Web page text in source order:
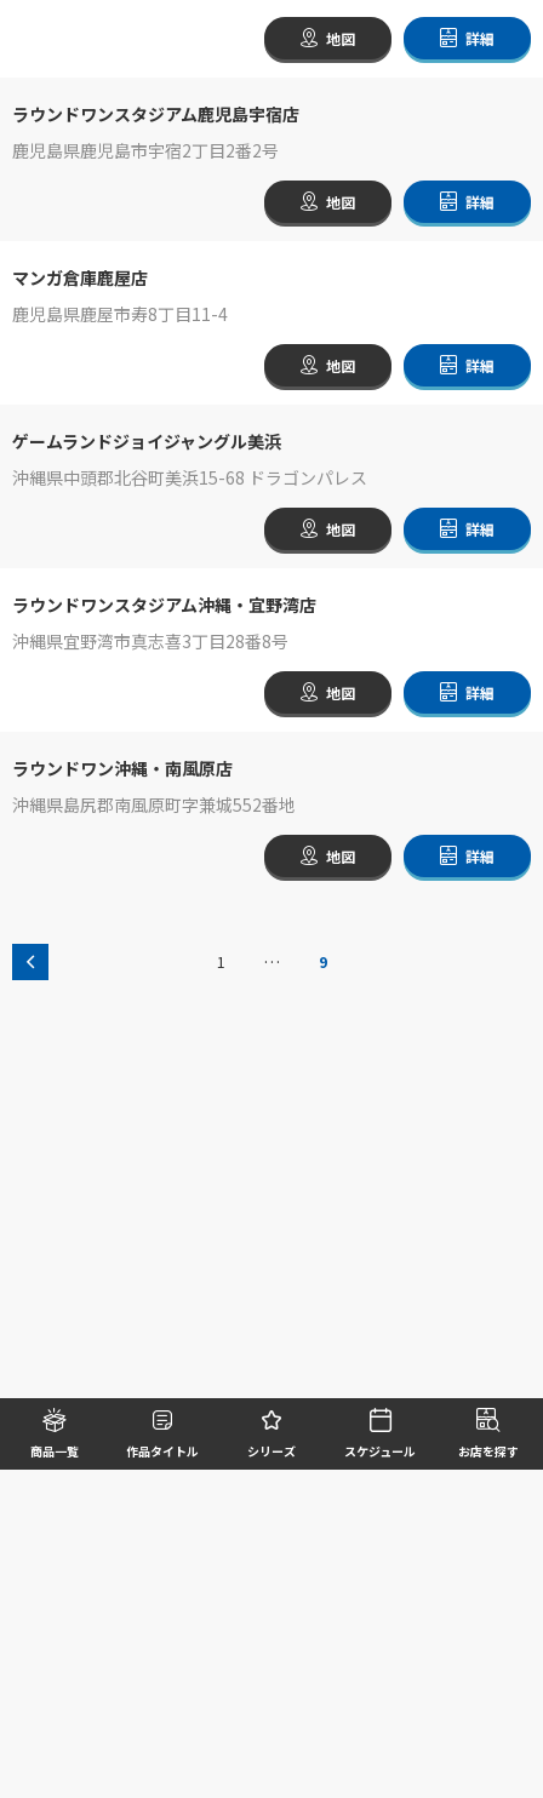
商品一覧 作品タイトル シリーズ スケジュール お店を探す
地図 詳細
ラウンドワンスタジアム鹿児島宇宿店
鹿児島県鹿児島市宇宿2丁目2番2号
地図 詳細
マンガ倉庫鹿屋店
鹿児島県鹿屋市寿8丁目11-4
地図 詳細
ゲームランドジョイジャングル美浜
沖縄県中頭郡北谷町美浜15-68 ドラゴンパレス
地図 詳細
ラウンドワンスタジアム沖縄・宜野湾店
沖縄県宜野湾市真志喜3丁目28番8号
地図 詳細
ラウンドワン沖縄・南風原店
沖縄県島尻郡南風原町字兼城552番地
地図 詳細
1 … 9